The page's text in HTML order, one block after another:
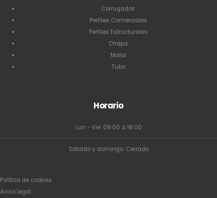
Corrugados
Perfiles Comerciales
Perfiles Estructurales
Chapa
Malla
Tubo
Horario
Lun - Vie: 09:00 a 18:00
Sábado y domingo: Cerrado
Política de cookies
Aviso legal